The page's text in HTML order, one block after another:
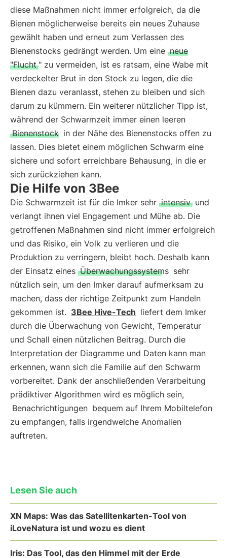
diese Maßnahmen nicht immer erfolgreich, da die
Bienen möglicherweise bereits ein neues Zuhause
gewählt haben und erneut zum Verlassen des
Bienenstocks gedrängt werden. Um eine neue
"Flucht " zu vermeiden, ist es ratsam, eine Wabe mit
verdeckelter Brut in den Stock zu legen, die die
Bienen dazu veranlasst, stehen zu bleiben und sich
darum zu kümmern. Ein weiterer nützlicher Tipp ist,
während der Schwarmzeit immer einen leeren
Bienenstock in der Nähe des Bienenstocks offen zu
lassen. Dies bietet einem möglichen Schwarm eine
sichere und sofort erreichbare Behausung, in die er
sich zurückziehen kann.
Die Hilfe von 3Bee
Die Schwarmzeit ist für die Imker sehr intensiv und
verlangt ihnen viel Engagement und Mühe ab. Die
getroffenen Maßnahmen sind nicht immer erfolgreich
und das Risiko, ein Volk zu verlieren und die
Produktion zu verringern, bleibt hoch. Deshalb kann
der Einsatz eines Überwachungssystems sehr
nützlich sein, um den Imker darauf aufmerksam zu
machen, dass der richtige Zeitpunkt zum Handeln
gekommen ist. 3Bee Hive-Tech liefert dem Imker
durch die Überwachung von Gewicht, Temperatur
und Schall einen nützlichen Beitrag. Durch die
Interpretation der Diagramme und Daten kann man
erkennen, wann sich die Familie auf den Schwarm
vorbereitet. Dank der anschließenden Verarbeitung
prädiktiver Algorithmen wird es möglich sein,
Benachrichtigungen bequem auf Ihrem Mobiltelefon
zu empfangen, falls irgendwelche Anomalien
auftreten.
Lesen Sie auch
XN Maps: Was das Satellitenkarten-Tool von
iLoveNatura ist und wozu es dient
Iris: Das Tool, das den Himmel mit der Erde